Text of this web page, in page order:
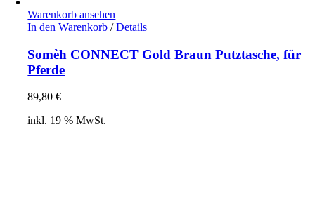
Warenkorb ansehen
In den Warenkorb / Details
Somèh CONNECT Gold Braun Putztasche, für
Pferde
89,80€
inkl. 19 % MwSt.